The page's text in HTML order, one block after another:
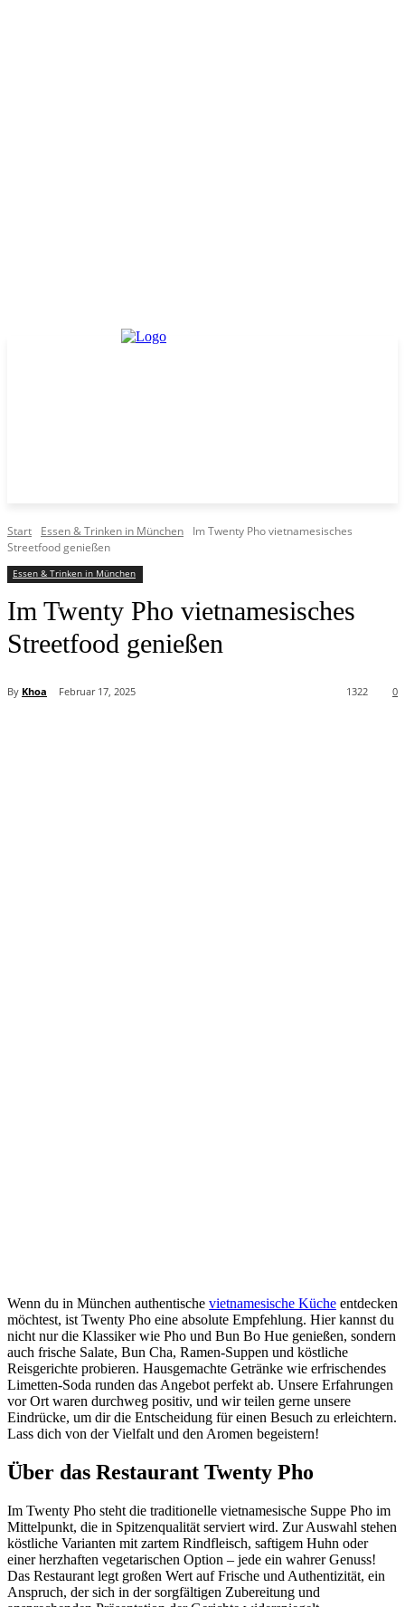
Start Essen & Trinken in München
Im Twenty Pho vietnamesisches
Streetfood genießen
Essen & Trinken in München
Im Twenty Pho vietnamesisches
Streetfood genießen
By Khoa Februar 17, 2025 0
1322
Wenn du in München authentische vietnamesische Küche entdecken
möchtest, ist Twenty Pho eine absolute Empfehlung. Hier kannst du
nicht nur die Klassiker wie Pho und Bun Bo Hue genießen, sondern
auch frische Salate, Bun Cha, Ramen-Suppen und köstliche
Reisgerichte probieren. Hausgemachte Getränke wie erfrischendes
Limetten-Soda runden das Angebot perfekt ab. Unsere Erfahrungen
vor Ort waren durchweg positiv, und wir teilen gerne unsere
Eindrücke, um dir die Entscheidung für einen Besuch zu erleichtern.
Lass dich von der Vielfalt und den Aromen begeistern!
Über das Restaurant Twenty Pho
Im Twenty Pho steht die traditionelle vietnamesische Suppe Pho im
Mittelpunkt, die in Spitzenqualität serviert wird. Zur Auswahl stehen
köstliche Varianten mit zartem Rindfleisch, saftigem Huhn oder
einer herzhaften vegetarischen Option – jede ein wahrer Genuss!
Das Restaurant legt großen Wert auf Frische und Authentizität, ein
Anspruch, der sich in der sorgfältigen Zubereitung und